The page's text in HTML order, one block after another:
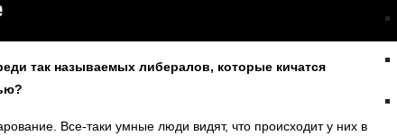
так называемых либералов, которые кичатся
Все-таки умные люди видят, что происходит у них в